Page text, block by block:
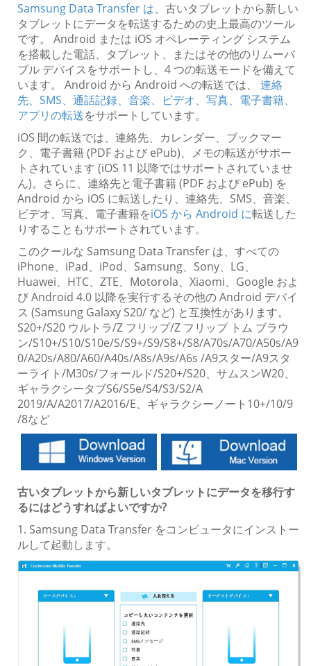
Samsung Data Transfer は、古いタブレットから新しい
タブレットにデータを転送するための史上最高のツール
です。 Android または iOS オペレーティング システム
を搭載した電話、タブレット、またはその他のリムーバ
ブル デバイスをサポートし、4 つの転送モードを備えて
います。 Android から Android への転送では、 連絡
先、SMS、通話記録、音楽、ビデオ、写真、電子書籍、
アプリの転送をサポートしています。
iOS 間の転送では、連絡先、カレンダー、ブックマー
ク、電子書籍 (PDF および ePub)、メモの転送がサポー
トされています (iOS 11 以降ではサポートされていませ
ん)。さらに、連絡先と電子書籍 (PDF および ePub) を
Android から iOS に転送したり、連絡先、SMS、音楽、
ビデオ、写真、電子書籍をiOS から Android に転送した
りすることもサポートされています。
このクールな Samsung Data Transfer は、すべての
iPhone、iPad、iPod、Samsung、Sony、LG、
Huawei、HTC、ZTE、Motorola、Xiaomi、Google およ
び Android 4.0 以降を実行するその他の Android デバイ
ス (Samsung Galaxy S20/ など) と互換性があります。
S20+/S20 ウルトラ/Z フリップ/Z フリップ トム ブラウ
ン/S10+/S10/S10e/S/S9+/S9/S8+/S8/A70s/A70/A50s/A9
0/A20s/A80/A60/A40s/A8s/A9s/A6s /A9スター/A9スタ
ーライト/M30s/フォールド/S20+/S20、サムスンW20、
ギャラクシータブS6/S5e/S4/S3/S2/A
2019/A/A2017/A2016/E、ギャラクシーノート10+/10/9
/8など
古いタブレットから新しいタブレットにデータを移行す
るにはどうすればよいですか?
1. Samsung Data Transfer をコンピュータにインストー
ルして起動します。